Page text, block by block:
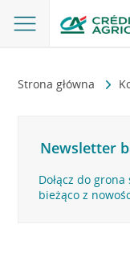
Strona główna
Newsletter
Dołącz do
bieżąco z